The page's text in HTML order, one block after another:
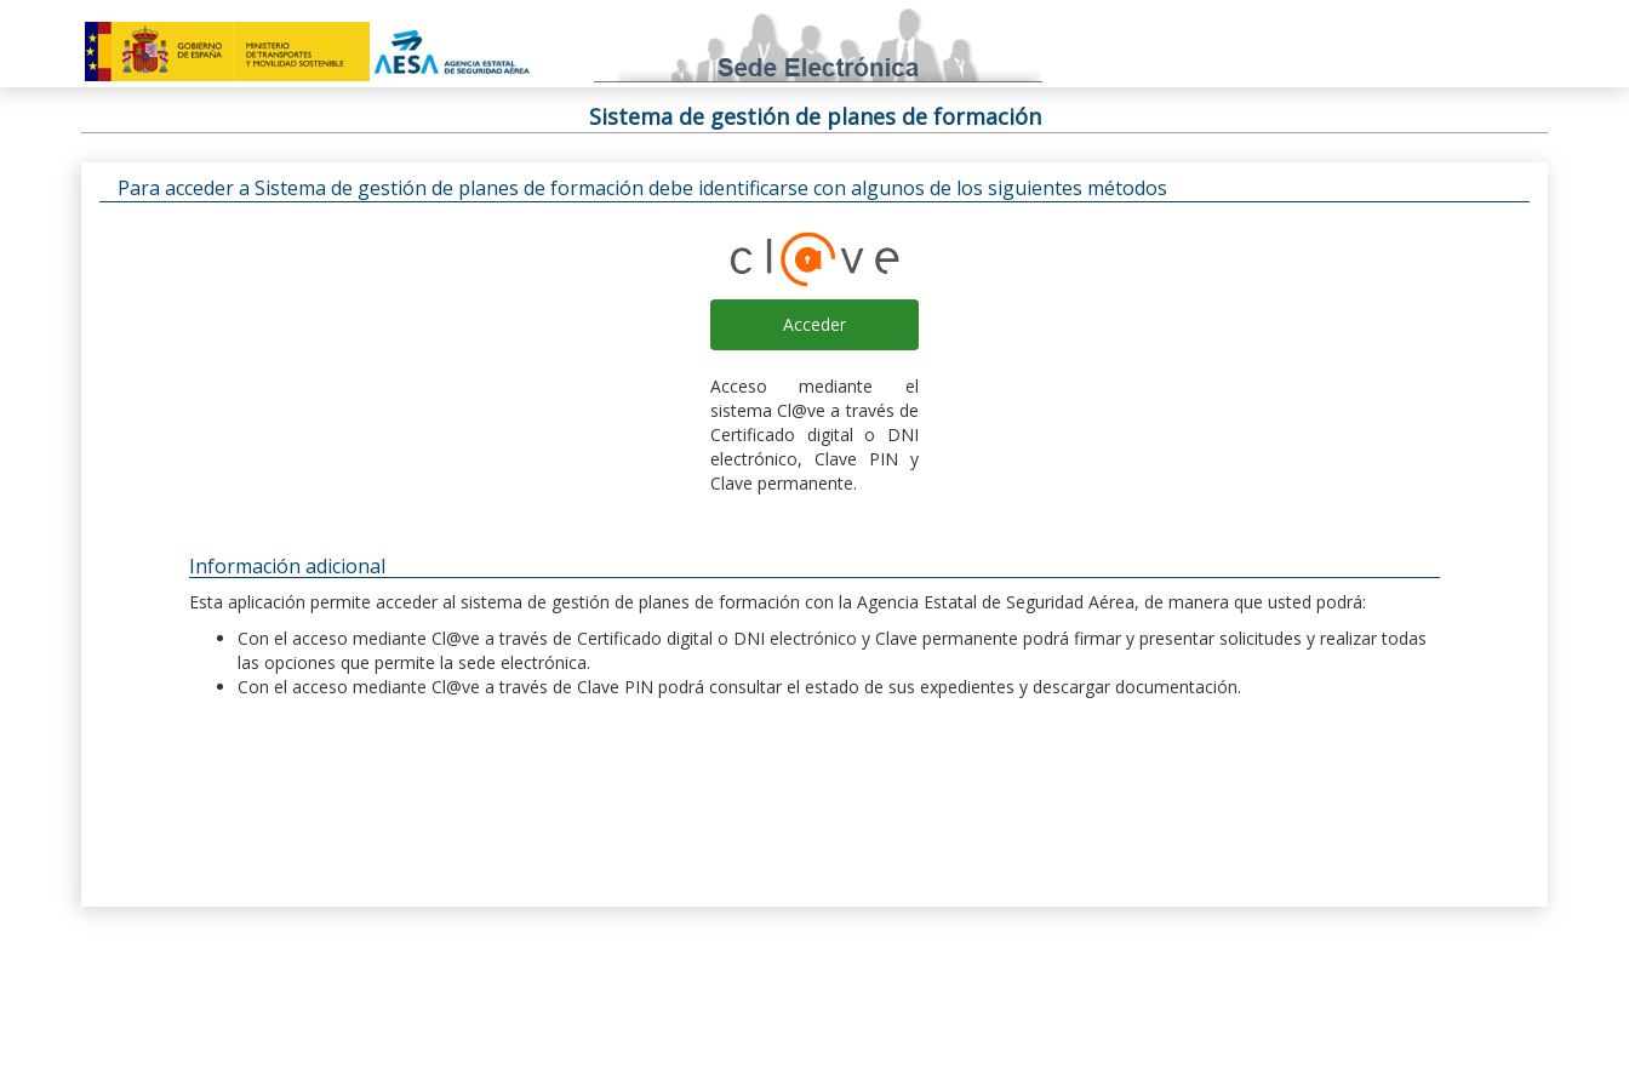
Sistema de gestión de planes de formación
Para acceder a Sistema de gestión de planes de formación debe identificarse con algunos de los siguientes métodos
Acceder
Acceso mediante el
sistema Cl@ve a través de
Certificado digital o DNI
electrónico, Clave PIN y
Clave permanente.
Información adicional
Esta aplicación permite acceder al sistema de gestión de planes de formación con la Agencia Estatal de Seguridad Aérea, de manera que usted podrá:
Con el acceso mediante Cl@ve a través de Certificado digital o DNI electrónico y Clave permanente podrá firmar y presentar solicitudes y realizar todas
las opciones que permite la sede electrónica.
Con el acceso mediante Cl@ve a través de Clave PIN podrá consultar el estado de sus expedientes y descargar documentación.